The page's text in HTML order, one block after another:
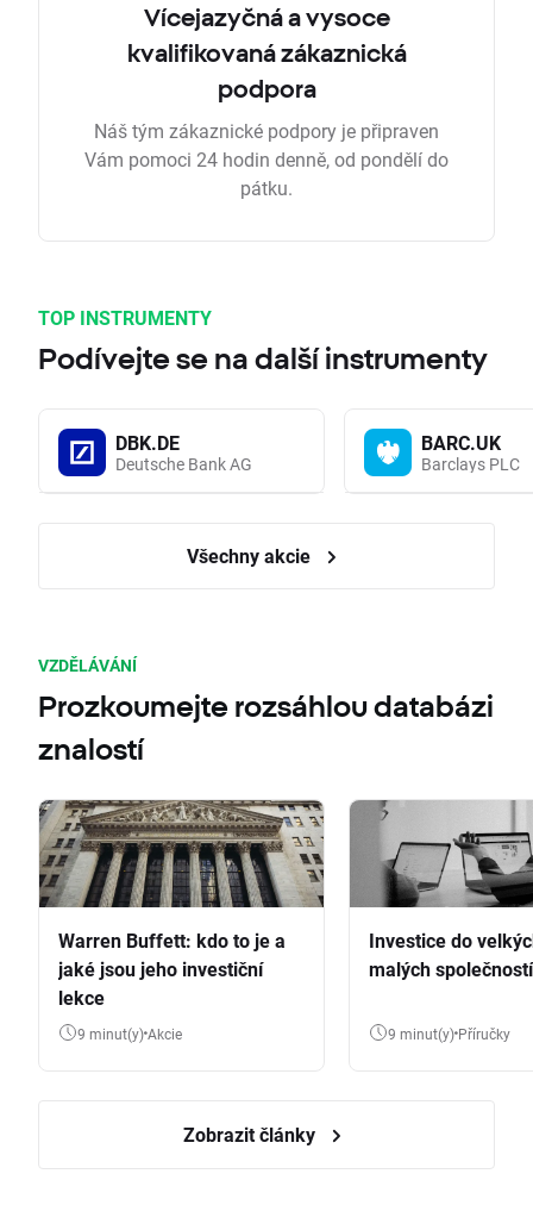
Vícejazyčná a vysoce
kvalifikovaná zákaznická
podpora
Náš tým zákaznické podpory je připraven
Vám pomoci 24 hodin denně, od pondělí do
pátku.
TOP INSTRUMENTY
Podívejte se na další instrumenty
DBK.DE
Deutsche Bank AG
BARC.UK
Barclays PLC
Všechny akcie
VZDĚLÁVÁNÍ
Prozkoumejte rozsáhlou databázi
znalostí
Warren Buffett: kdo to je a
jaké jsou jeho investiční
lekce
9 minut(y) Akcie
Investice do
malých společností
9 minut(y) Příručky
Zobrazit články